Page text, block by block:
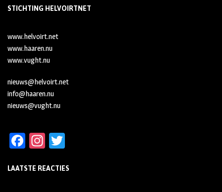
STICHTING HELVOIRTNET
www.helvoirt.net
www.haaren.nu
www.vught.nu
nieuws@helvoirt.net
info@haaren.nu
nieuws@vught.nu
Fa
b
oo
In
ag tt
LAATSTE REACTIES